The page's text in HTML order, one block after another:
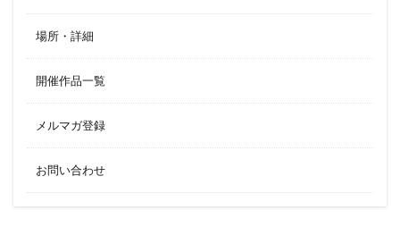
場所・詳細
開催作品一覧
メルマガ登録
お問い合わせ